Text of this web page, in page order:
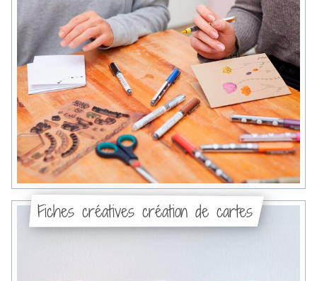
Fiches créatives création de cartes